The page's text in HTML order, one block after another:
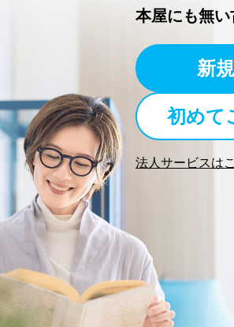
本屋にも無い
新
初めて
法人サービスは